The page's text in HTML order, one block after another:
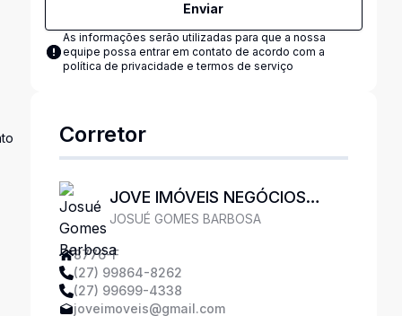
Enviar
As informações serão utilizadas para que a nossa
equipe possa entrar em contato de acordo com a
política de privacidade e termos de serviço
Corretor
JOVE IMÓVEIS NEGÓCIOS
IMOBILIÁRIOS LTDA
JOSUÉ GOMES BARBOSA
8776-F
(27) 99864-8262
(27) 99699-4338
joveimoveis@gmail.com